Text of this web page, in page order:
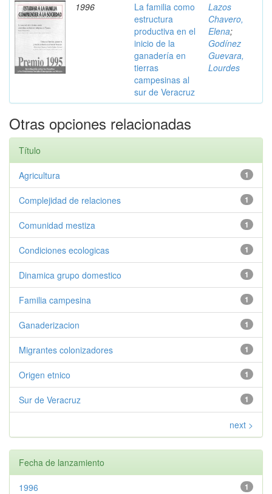
1996
La familia como
estructura
productiva en el
inicio de la
ganadería en
tierras
campesinas al
sur de Veracruz
Lazos
Chavero,
Elena;
Godínez
Guevara,
Lourdes
Otras opciones relacionadas
Título
1
Agricultura
1
Complejidad de relaciones
1
Comunidad mestiza
1
Condiciones ecologicas
1
Dinamica grupo domestico
1
Familia campesina
1
Ganaderizacion
1
Migrantes colonizadores
1
Origen etnico
1
Sur de Veracruz
next >
Fecha de lanzamiento
1
1996